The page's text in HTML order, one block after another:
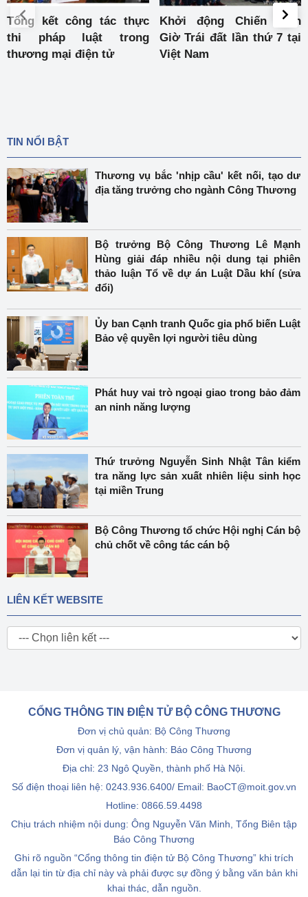
Khởi động Chiến dịch
Giờ Trái đất lần thứ 7 tại
Việt Nam
Cục Thương mại điện tử
và CNTT triển khai nhiệm
vụ năm 2015
TIN NỔI BẬT
Thương vụ bắc 'nhịp cầu' kết nối, tạo dư
địa tăng trưởng cho ngành Công Thương
Bộ trưởng Bộ Công Thương Lê Mạnh
Hùng giải đáp nhiều nội dung tại phiên
thảo luận Tổ về dự án Luật Dầu khí (sửa
đổi)
Ủy ban Cạnh tranh Quốc gia phổ biến Luật
Bảo vệ quyền lợi người tiêu dùng
Phát huy vai trò ngoại giao trong bảo đảm
an ninh năng lượng
Thứ trưởng Nguyễn Sinh Nhật Tân kiểm
tra năng lực sản xuất nhiên liệu sinh học
tại miền Trung
Bộ Công Thương tổ chức Hội nghị Cán bộ
chủ chốt về công tác cán bộ
LIÊN KẾT WEBSITE
CỔNG THÔNG TIN ĐIỆN TỬ BỘ CÔNG THƯƠNG
Đơn vị chủ quản: Bộ Công Thương
Đơn vị quản lý, vận hành: Báo Công Thương
Địa chỉ: 23 Ngô Quyền, thành phố Hà Nội.
Số điện thoại liên hệ: 0243.936.6400/ Email: BaoCT@moit.gov.vn
Hotline: 0866.59.4498
Chịu trách nhiệm nội dung: Ông Nguyễn Văn Minh, Tổng Biên tập
Báo Công Thương
Ghi rõ nguồn “Cổng thông tin điện tử Bộ Công Thương” khi trích
dẫn lại tin từ địa chỉ này và phải được sự đồng ý bằng văn bản khi
khai thác, dẫn nguồn.